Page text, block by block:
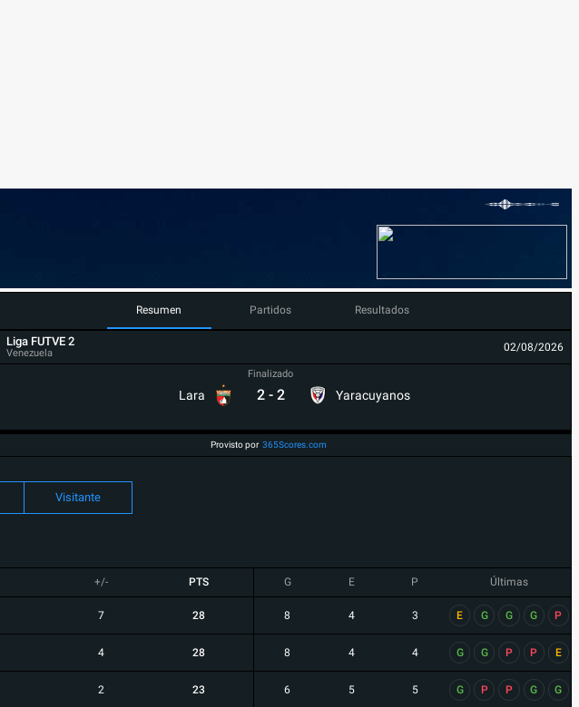
Resumen Partidos Resultados
Liga FUTVE 2
Venezuela 02/08/2026
Lara
Finalizado
2 - 2 Yaracuyanos
Provisto por 365Scores.com
Visitante
+/- PTS G E P Últimas
7 28 8 4 3 E G G G P
4 28 8 4 4 G G P P E
2 23 6 5 5 G P P G G